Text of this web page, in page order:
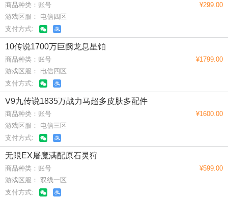
商品种类：账号
游戏区服： 电信四区
支付方式:
¥299.00
10传说1700万巨阙龙息星铂
商品种类：账号
游戏区服： 电信四区
支付方式:
¥1799.00
V9九传说1835万战力马超多皮肤多配件
商品种类：账号
游戏区服： 电信三区
支付方式:
¥1600.00
无限EX屠魔满配原石灵狩
商品种类：账号
游戏区服： 双线一区
支付方式:
¥599.00